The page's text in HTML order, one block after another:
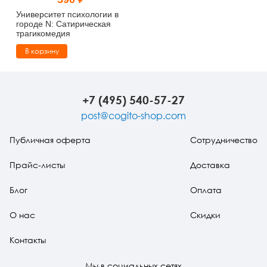
Тревожные расстройства, панические атаки
Психодрама
Сказкотерапия
Психология труда и эргономика
Психофизиология
Социальная и организационная психология
Учебная литература
Университет психологии в
городе N: Сатирическая
трагикомедия
В корзину
+7 (495) 540-57-27
post@cogito-shop.com
Публичная оферта
Прайс-листы
Блог
О нас
Контакты
Сотрудничество
Доставка
Оплата
Скидки